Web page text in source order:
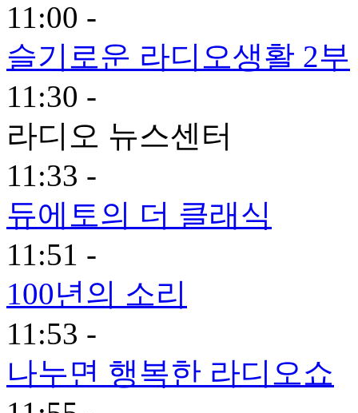
11:00 -
슬기로운 라디오생활 2부
11:30 -
라디오 뉴스센터
11:33 -
듀에토의 더 클래식
11:51 -
100년의 소리
11:53 -
나누면 행복한 라디오쇼